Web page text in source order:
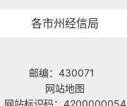
各市州经信局
邮编：430071
网站地图